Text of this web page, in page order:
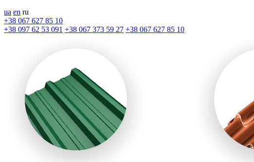
ua en ru
+38 067 627 85 10
+38 097 62 53 091 +38 067 373 59 27 +38 067 627 85 10